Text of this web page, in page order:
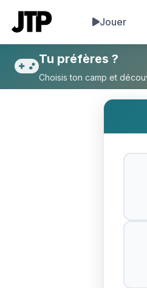
Jouer
Tu préfères Mourir
Tu préfères ?
Choisis ton camp et